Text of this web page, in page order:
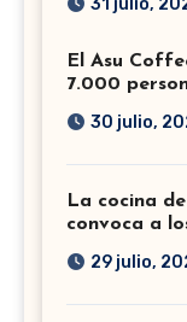
El Asu
7.000
30 julio,
La cocina
convoca a
29 julio,